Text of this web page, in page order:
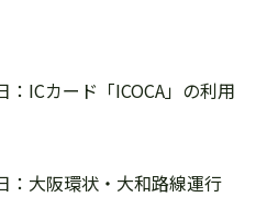
ICカード「ICOCA」の利用
：大阪環状・大和路線運行